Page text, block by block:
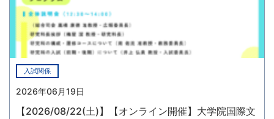
入試関係
2026年06月19日
【2026/08/22(土)】【オンライン開催】大学院国際文